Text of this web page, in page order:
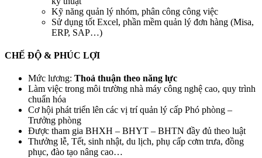
Kỹ năng quản lý nhóm, phân công công việc
Sử dụng tốt Excel, phần mềm quản lý đơn hàng (Misa,
ERP, SAP…)
CHẾ ĐỘ & PHÚC LỢI
Mức lương: Thoả thuận theo năng lực
Làm việc trong môi trường nhà máy công nghệ cao, quy trình
chuẩn hóa
Cơ hội phát triển lên các vị trí quản lý cấp Phó phòng –
Trưởng phòng
Được tham gia BHXH – BHYT – BHTN đầy đủ theo luật
Thưởng lễ, Tết, sinh nhật, du lịch, phụ cấp cơm trưa, đồng
phục, đào tạo nâng cao…